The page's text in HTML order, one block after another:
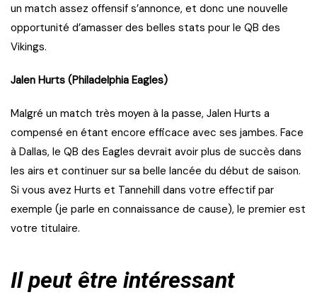
un match assez offensif s’annonce, et donc une nouvelle
opportunité d’amasser des belles stats pour le QB des
Vikings.
Jalen Hurts (Philadelphia Eagles)
Malgré un match très moyen à la passe, Jalen Hurts a
compensé en étant encore efficace avec ses jambes. Face
à Dallas, le QB des Eagles devrait avoir plus de succès dans
les airs et continuer sur sa belle lancée du début de saison.
Si vous avez Hurts et Tannehill dans votre effectif par
exemple (je parle en connaissance de cause), le premier est
votre titulaire.
Il peut être intéressant